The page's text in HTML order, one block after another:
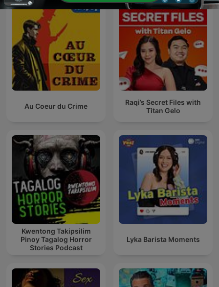
Au Coeur du Crime
Raqi’s Secret Files with
Titan Gelo
Kwentong Takipsilim
Pinoy Tagalog Horror
Stories Podcast
Lyka Barista Moments